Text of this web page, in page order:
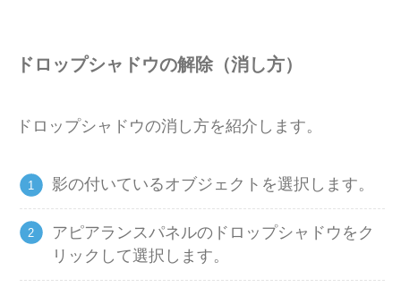
ドロップシャドウの解除（消し方）
ドロップシャドウの消し方を紹介します。
影の付いているオブジェクトを選択します。
アピアランスパネルのドロップシャドウをク
リックして選択します。